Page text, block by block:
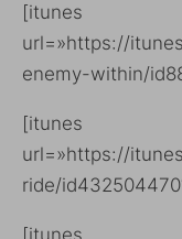
[itunes
url=»https://
enemy-within/
[itunes
url=»https://
ride/